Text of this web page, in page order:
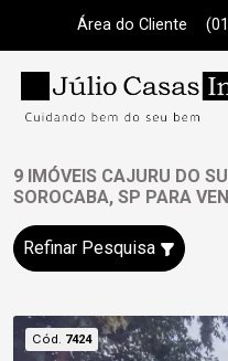
Área do Cliente
9 IMÓVEIS CAJURU DO
SOROCABA, SP PARA
Refinar Pesquisa
Cód. 7424